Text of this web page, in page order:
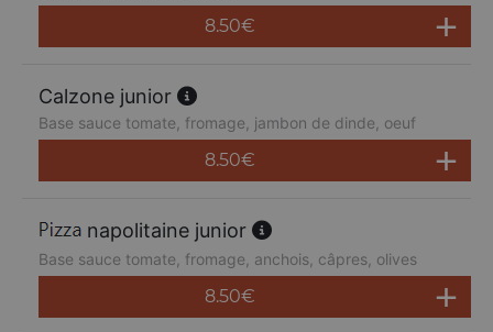
8.50€
Calzone junior
Base sauce tomate, fromage, jambon de dinde, oeuf
8.50€
napolitaine junior
Base sauce tomate, fromage, anchois, câpres, olives
8.50€